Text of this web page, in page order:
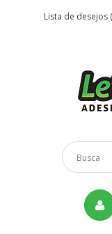
Lista de desejos